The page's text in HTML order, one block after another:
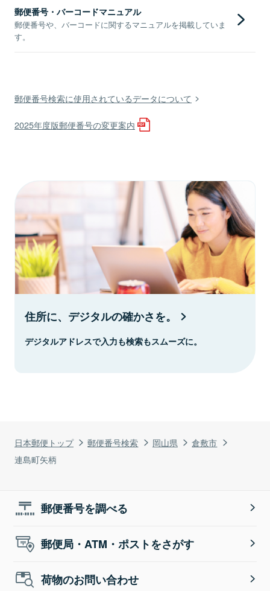
日本郵便トップ 郵便番号検索 岡山県
倉敷市
連島町矢柄
郵便番号・バーコードマニュアル
郵便番号や、バーコードに関するマニュアルを掲載していま
す。
郵便番号検索に使用されているデータについて
2025年度版郵便番号の変更案内
住所に、デジタルの確かさを。
デジタルアドレスで入力も検索もスムーズに。
郵便番号を調べる
郵便局・ATM・ポストをさがす
荷物のお問い合わせ